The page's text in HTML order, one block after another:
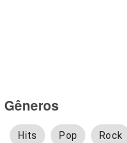
Gêneros
Hits Pop Rock